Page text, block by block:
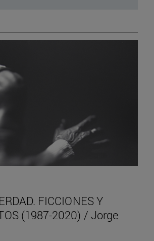
FICCIONES Y
(1987-2020) / Jorge